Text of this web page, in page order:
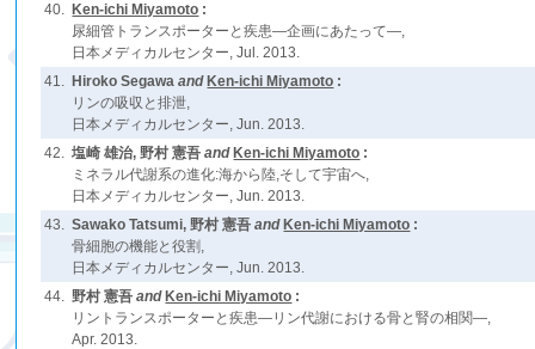
40. Ken-ichi Miyamoto :
尿細管トランスポーターと疾患―企画にあたって―,
日本メディカルセンター, Jul. 2013.
41. Hiroko Segawa and Ken-ichi Miyamoto :
リンの吸収と排泄,
日本メディカルセンター, Jun. 2013.
42. 塩崎 雄治, 野村 憲吾 and Ken-ichi Miyamoto :
ミネラル代謝系の進化:海から陸,そして宇宙へ,
日本メディカルセンター, Jun. 2013.
43. Sawako Tatsumi, 野村 憲吾 and Ken-ichi Miyamoto :
骨細胞の機能と役割,
日本メディカルセンター, Jun. 2013.
44. 野村 憲吾 and Ken-ichi Miyamoto :
リントランスポーターと疾患―リン代謝における骨と腎の相関―,
Apr. 2013.